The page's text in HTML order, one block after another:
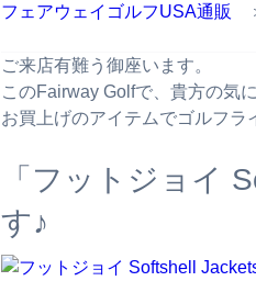
フェアウェイゴルフUSA通販
ご来店有難う御座います。
このFairway Golfで、貴方の気
お買上げのアイテムでゴルフラ
「フットジョイ
す♪